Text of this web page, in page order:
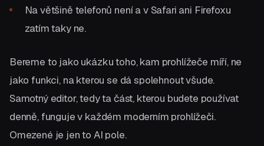
Na většině telefonů není a v Safari ani Firefoxu
zatím taky ne.
Bereme to jako ukázku toho, kam prohlížeče míří, ne
jako funkci, na kterou se dá spolehnout všude.
Samotný editor, tedy ta část, kterou budete používat
denně, funguje v každém moderním prohlížeči.
Omezené je jen to AI pole.